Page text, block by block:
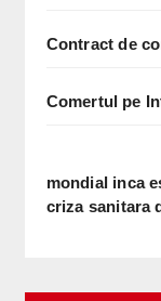
Contract de
Comertul pe
mondial inca
criza sanitara